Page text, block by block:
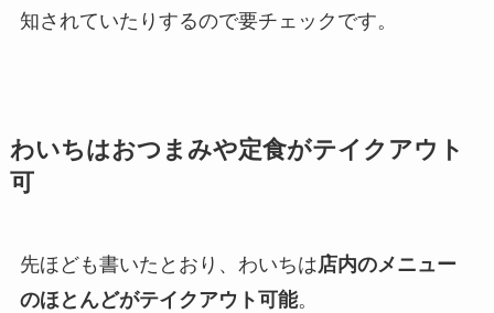
知されていたりするので要チェックです。
わいちはおつまみや定食がテイクアウト
可
先ほども書いたとおり、わいちは店内のメニュー
のほとんどがテイクアウト可能。